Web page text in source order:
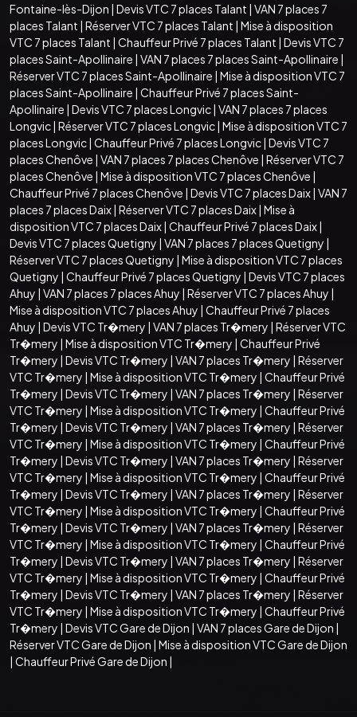
Fontaine-lès-Dijon | Devis VTC 7 places Talant | VAN 7 places 7
places Talant | Réserver VTC 7 places Talant | Mise à disposition
VTC 7 places Talant | Chauffeur Privé 7 places Talant | Devis VTC 7
places Saint-Apollinaire | VAN 7 places 7 places Saint-Apollinaire |
Réserver VTC 7 places Saint-Apollinaire | Mise à disposition VTC 7
places Saint-Apollinaire | Chauffeur Privé 7 places Saint-
Apollinaire | Devis VTC 7 places Longvic| VAN 7 places 7 places
Longvic| Réserver VTC 7 places Longvic| Mise à disposition VTC 7
places Longvic| Chauffeur Privé 7 places Longvic| Devis VTC 7
places Chenôve | VAN 7 places 7 places Chenôve | Réserver VTC 7
places Chenôve | Mise à disposition VTC 7 places Chenôve |
Chauffeur Privé 7 places Chenôve | Devis VTC 7 places Daix| VAN 7
places 7 places Daix| Réserver VTC 7 places Daix| Mise à
disposition VTC 7 places Daix| Chauffeur Privé 7 places Daix|
Devis VTC 7 places Quetigny | VAN 7 places 7 places Quetigny |
Réserver VTC 7 places Quetigny | Mise à disposition VTC 7 places
Quetigny | Chauffeur Privé 7 places Quetigny | Devis VTC 7 places
Ahuy | VAN 7 places 7 places Ahuy | Réserver VTC 7 places Ahuy |
Mise à disposition VTC 7 places Ahuy | Chauffeur Privé 7 places
Ahuy | Devis VTC Tr�mery | VAN 7 places Tr�mery | Réserver VTC
Tr�mery | Mise à disposition VTC Tr�mery | Chauffeur Privé
Tr�mery | Devis VTC Tr�mery | VAN 7 places Tr�mery | Réserver
VTC Tr�mery | Mise à disposition VTC Tr�mery | Chauffeur Privé
Tr�mery | Devis VTC Tr�mery | VAN 7 places Tr�mery | Réserver
VTC Tr�mery | Mise à disposition VTC Tr�mery | Chauffeur Privé
Tr�mery | Devis VTC Tr�mery | VAN 7 places Tr�mery | Réserver
VTC Tr�mery | Mise à disposition VTC Tr�mery | Chauffeur Privé
Tr�mery | Devis VTC Tr�mery | VAN 7 places Tr�mery | Réserver
VTC Tr�mery | Mise à disposition VTC Tr�mery | Chauffeur Privé
Tr�mery | Devis VTC Tr�mery | VAN 7 places Tr�mery | Réserver
VTC Tr�mery | Mise à disposition VTC Tr�mery | Chauffeur Privé
Tr�mery | Devis VTC Tr�mery | VAN 7 places Tr�mery | Réserver
VTC Tr�mery | Mise à disposition VTC Tr�mery | Chauffeur Privé
Tr�mery | Devis VTC Tr�mery | VAN 7 places Tr�mery | Réserver
VTC Tr�mery | Mise à disposition VTC Tr�mery | Chauffeur Privé
Tr�mery | Devis VTC Tr�mery | VAN 7 places Tr�mery | Réserver
VTC Tr�mery | Mise à disposition VTC Tr�mery | Chauffeur Privé
Tr�mery | Devis VTC Gare de Dijon | VAN 7 places Gare de Dijon |
Réserver VTC Gare de Dijon | Mise à disposition VTC Gare de Dijon
| Chauffeur Privé Gare de Dijon |